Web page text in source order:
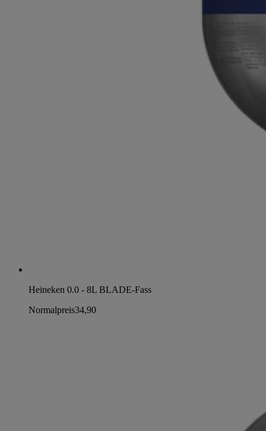
Heineken 0.0 - 8L BLADE-Fass
Normalpreis34,90